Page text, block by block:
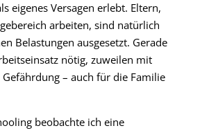
eigenes Versagen erlebt. Eltern,
arbeiten, sind natürlich
Belastungen ausgesetzt. Gerade
nötig, zuweilen mit
– auch für die Familie
beobachte ich eine